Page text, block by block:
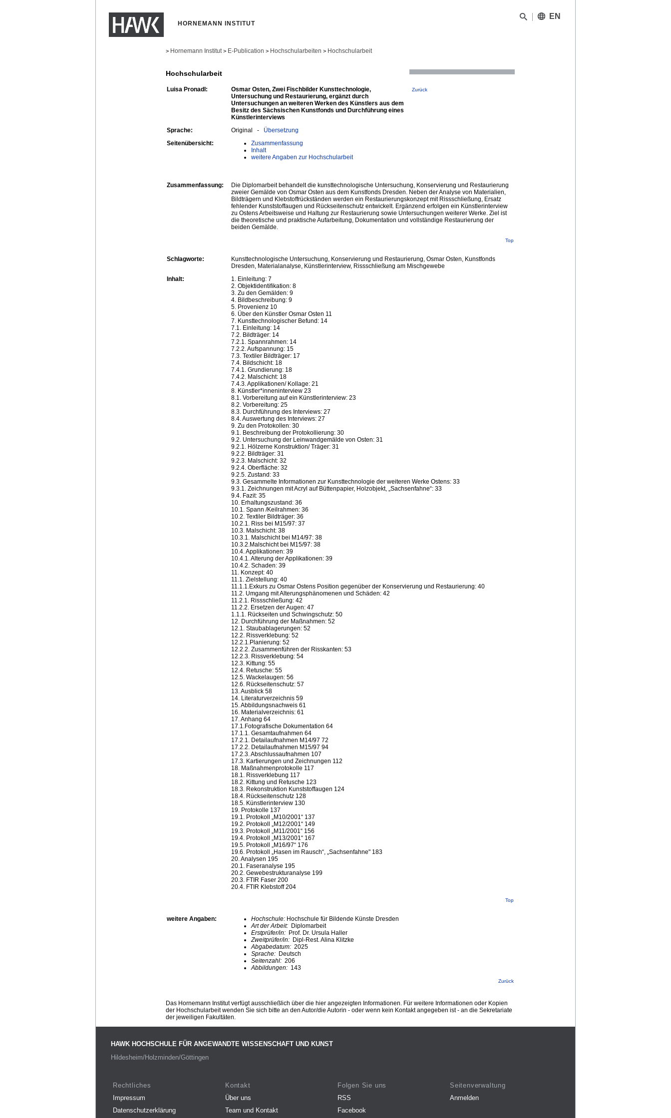
HORNEMANN INSTITUT
EN
> Hornemann Institut > E-Publication > Hochschularbeiten > Hochschularbeit
Hochschularbeit
Luisa Pronadl:
Osmar Osten, Zwei Fischbilder Kunsttechnologie,
Untersuchung und Restaurierung, ergänzt durch
Untersuchungen an weiteren Werken des Künstlers aus dem
Besitz des Sächsischen Kunstfonds und Durchführung eines
Künstlerinterviews
Zurück
Sprache: Original - Übersetzung
Seitenübersicht:
Zusammenfassung
Inhalt
weitere Angaben zur Hochschularbeit
Zusammenfassung:
Die Diplomarbeit behandelt die kunsttechnologische Untersuchung, Konservierung und Restaurierung
zweier Gemälde von Osmar Osten aus dem Kunstfonds Dresden. Neben der Analyse von Materialien,
Bildträgern und Klebstoffrückständen werden ein Restaurierungskonzept mit Rissschließung, Ersatz
fehlender Kunststoffaugen und Rückseitenschutz entwickelt. Ergänzend erfolgen ein Künstlerinterview
zu Ostens Arbeitsweise und Haltung zur Restaurierung sowie Untersuchungen weiterer Werke. Ziel ist
die theoretische und praktische Aufarbeitung, Dokumentation und vollständige Restaurierung der
beiden Gemälde.
Top
Schlagworte:
Kunsttechnologische Untersuchung, Konservierung und Restaurierung, Osmar Osten, Kunstfonds
Dresden, Materialanalyse, Künstlerinterview, Rissschließung am Mischgewebe
Inhalt:
1. Einleitung: 7
2. Objektidentifikation: 8
3. Zu den Gemälden: 9
4. Bildbeschreibung: 9
5. Provenienz 10
6. Über den Künstler Osmar Osten 11
7. Kunsttechnologischer Befund: 14
7.1. Einleitung: 14
7.2. Bildträger: 14
7.2.1. Spannrahmen: 14
7.2.2. Aufspannung: 15
7.3. Textiler Bildträger: 17
7.4. Bildschicht: 18
7.4.1. Grundierung: 18
7.4.2. Malschicht: 18
7.4.3. Applikationen/ Kollage: 21
8. Künstler*inneninterview 23
8.1. Vorbereitung auf ein Künstlerinterview: 23
8.2. Vorbereitung: 25
8.3. Durchführung des Interviews: 27
8.4. Auswertung des Interviews: 27
9. Zu den Protokollen: 30
9.1. Beschreibung der Protokollierung: 30
9.2. Untersuchung der Leinwandgemälde von Osten: 31
9.2.1. Hölzerne Konstruktion/ Träger: 31
9.2.2. Bildträger: 31
9.2.3. Malschicht: 32
9.2.4. Oberfläche: 32
9.2.5. Zustand: 33
9.3. Gesammelte Informationen zur Kunsttechnologie der weiteren Werke Ostens: 33
9.3.1. Zeichnungen mit Acryl auf Büttenpapier, Holzobjekt, „Sachsenfahne“: 33
9.4. Fazit: 35
10. Erhaltungszustand: 36
10.1. Spann /Keilrahmen: 36
10.2. Textiler Bildträger: 36
10.2.1. Riss bei M15/97: 37
10.3. Malschicht: 38
10.3.1. Malschicht bei M14/97: 38
10.3.2.Malschicht bei M15/97: 38
10.4. Applikationen: 39
10.4.1. Alterung der Applikationen: 39
10.4.2. Schaden: 39
11. Konzept: 40
11.1. Zielstellung: 40
11.1.1.Exkurs zu Osmar Ostens Position gegenüber der Konservierung und Restaurierung: 40
11.2. Umgang mit Alterungsphänomenen und Schäden: 42
11.2.1. Rissschließung: 42
11.2.2. Ersetzen der Augen: 47
1.1.1. Rückseiten und Schwingschutz: 50
12. Durchführung der Maßnahmen: 52
12.1. Staubablagerungen: 52
12.2. Rissverklebung: 52
12.2.1.Planierung: 52
12.2.2. Zusammenführen der Risskanten: 53
12.2.3. Rissverklebung: 54
12.3. Kittung: 55
12.4. Retusche: 55
12.5. Wackelaugen: 56
12.6. Rückseitenschutz: 57
13. Ausblick 58
14. Literaturverzeichnis 59
15. Abbildungsnachweis 61
16. Materialverzeichnis: 61
17. Anhang 64
17.1.Fotografische Dokumentation 64
17.1.1. Gesamtaufnahmen 64
17.2.1. Detailaufnahmen M14/97 72
17.2.2. Detailaufnahmen M15/97 94
17.2.3. Abschlussaufnahmen 107
17.3. Kartierungen und Zeichnungen 112
18. Maßnahmenprotokolle 117
18.1. Rissverklebung 117
18.2. Kittung und Retusche 123
18.3. Rekonstruktion Kunststoffaugen 124
18.4. Rückseitenschutz 128
18.5. Künstlerinterview 130
19. Protokolle 137
19.1. Protokoll „M10/2001“ 137
19.2. Protokoll „M12/2001“ 149
19.3. Protokoll „M11/2001“ 156
19.4. Protokoll „M13/2001“ 167
19.5. Protokoll „M16/97“ 176
19.6. Protokoll „Hasen im Rausch“, „Sachsenfahne" 183
20. Analysen 195
20.1. Faseranalyse 195
20.2. Gewebestrukturanalyse 199
20.3. FTIR Faser 200
20.4. FTIR Klebstoff 204
Top
weitere Angaben: Hochschule: Hochschule für Bildende Künste Dresden
Art der Arbeit: Diplomarbeit
Erstprüfer/in: Prof. Dr. Ursula Haller
Zweitprüfer/in: Dipl-Rest. Alina Klitzke
Abgabedatum: 2025
Sprache: Deutsch
Seitenzahl: 206
Abbildungen: 143
Zurück
Das Hornemann Institut verfügt ausschließlich über die hier angezeigten Informationen. Für weitere Informationen oder Kopien
der Hochschularbeit wenden Sie sich bitte an den Autor/die Autorin - oder wenn kein Kontakt angegeben ist - an die Sekretariate
der jeweiligen Fakultäten.
HAWK HOCHSCHULE FÜR ANGEWANDTE WISSENSCHAFT UND KUNST
Hildesheim/Holzminden/Göttingen
Rechtliches
Impressum
Datenschutzerklärung
Kontakt
Über uns
Team und Kontakt
Folgen Sie uns
RSS
Facebook
Seitenverwaltung
Anmelden